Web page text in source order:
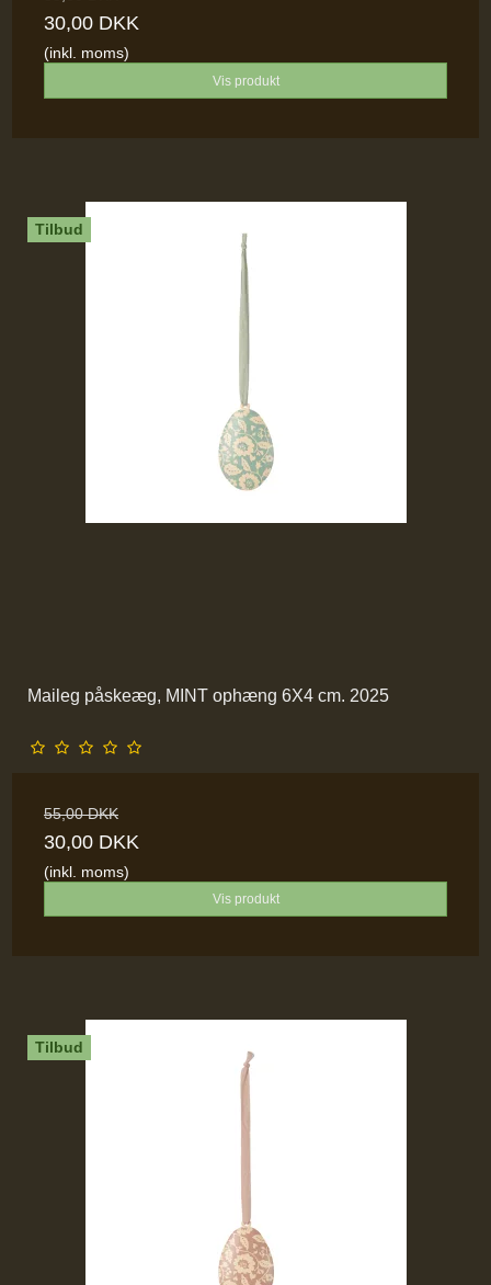
30,00 DKK
(inkl. moms)
Vis produkt
Tilbud
Maileg påskeæg, MINT ophæng 6X4 cm. 2025
55,00 DKK
30,00 DKK
(inkl. moms)
Vis produkt
Tilbud